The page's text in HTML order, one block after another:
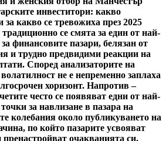
инвеститори: какво
за какво се тревожиха през 2025
се смята за един от най-
финансовите пазари, белязан от
и трудно предвидими реакции на
Според анализаторите на
не е непременно заплаха
хоризонт. Напротив –
често се появяват едни от най-
за навлизане в пазара на
колебания около публикуването на
по който пазарите усвояват
очакванията си.